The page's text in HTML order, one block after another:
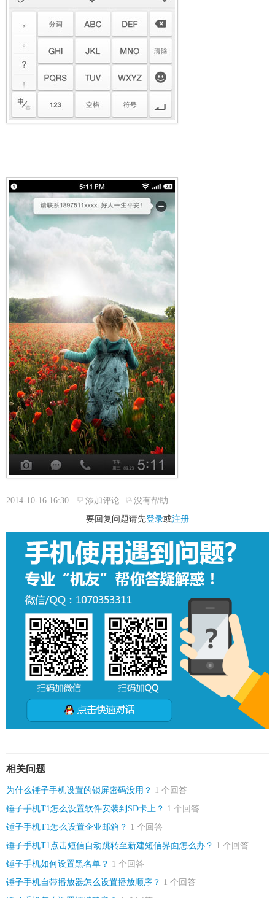
2014-10-16 16:30 添加评论
没有帮助
要回复问题请先登录或注册
相关问题
为什么锤子手机设置的锁屏密码没用？ 1 个回答
锤子手机T1怎么设置软件安装到SD卡上？ 1 个回答
锤子手机T1怎么设置企业邮箱？ 1 个回答
锤子手机T1点击短信自动跳转至新建短信界面怎么办？ 1 个回答
锤子手机如何设置黑名单？ 1 个回答
锤子手机自带播放器怎么设置播放顺序？ 1 个回答